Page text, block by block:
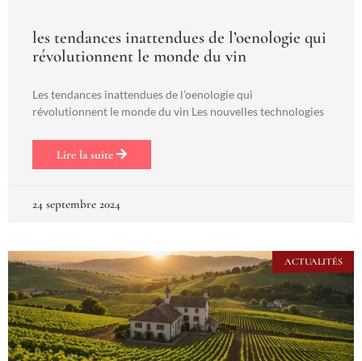
les tendances inattendues de l’oenologie qui
révolutionnent le monde du vin
Les tendances inattendues de l’oenologie qui
révolutionnent le monde du vin Les nouvelles technologies
Lire la suite
24 septembre 2024
ACTUALITÉS